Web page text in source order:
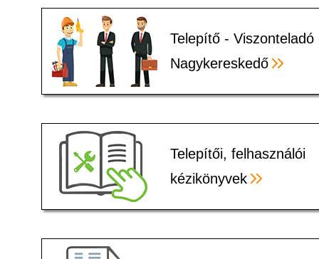
Telepítő - Viszonteladó
Nagykereskedő
Telepítői, felhasználói
kézikönyvek